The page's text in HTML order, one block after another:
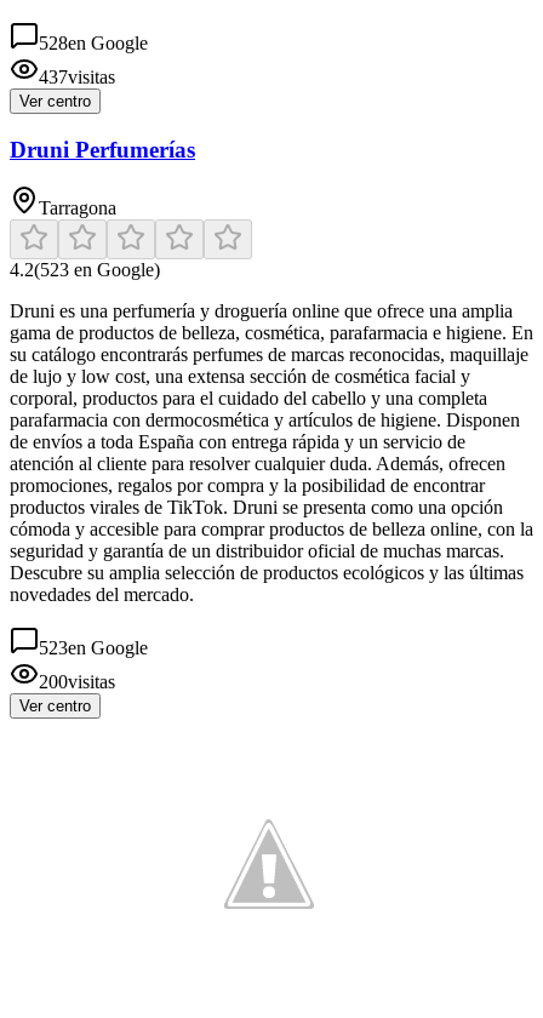
528en Google
437visitas
Ver centro
Druni Perfumerías
Tarragona
4.2(523 en Google)
Druni es una perfumería y droguería online que ofrece una amplia
gama de productos de belleza, cosmética, parafarmacia e higiene. En
su catálogo encontrarás perfumes de marcas reconocidas, maquillaje
de lujo y low cost, una extensa sección de cosmética facial y
corporal, productos para el cuidado del cabello y una completa
parafarmacia con dermocosmética y artículos de higiene. Disponen
de envíos a toda España con entrega rápida y un servicio de
atención al cliente para resolver cualquier duda. Además, ofrecen
promociones, regalos por compra y la posibilidad de encontrar
productos virales de TikTok. Druni se presenta como una opción
cómoda y accesible para comprar productos de belleza online, con la
seguridad y garantía de un distribuidor oficial de muchas marcas.
Descubre su amplia selección de productos ecológicos y las últimas
novedades del mercado.
523en Google
200visitas
Ver centro